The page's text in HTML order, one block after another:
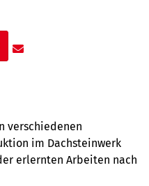
verschiedenen
im Dachsteinwerk
erlernten Arbeiten nach